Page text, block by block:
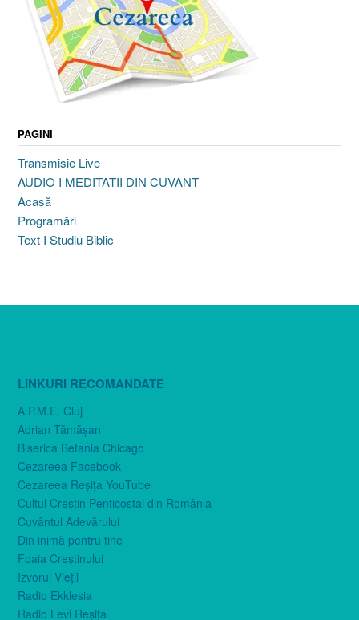
PAGINI
Transmisie Live
AUDIO I MEDITATII DIN CUVANT
Acasă
Programări
Text I Studiu Biblic
LINKURI RECOMANDATE
A.P.M.E. Cluj
Adrian Tămăşan
Biserica Betania Chicago
Cezareea Facebook
Cezareea Reşiţa YouTube
Cultul Creştin Penticostal din România
Cuvântul Adevărului
Din inimă pentru tine
Foaia Creştinului
Izvorul Vieţii
Radio Ekklesia
Radio Levi Reşiţa